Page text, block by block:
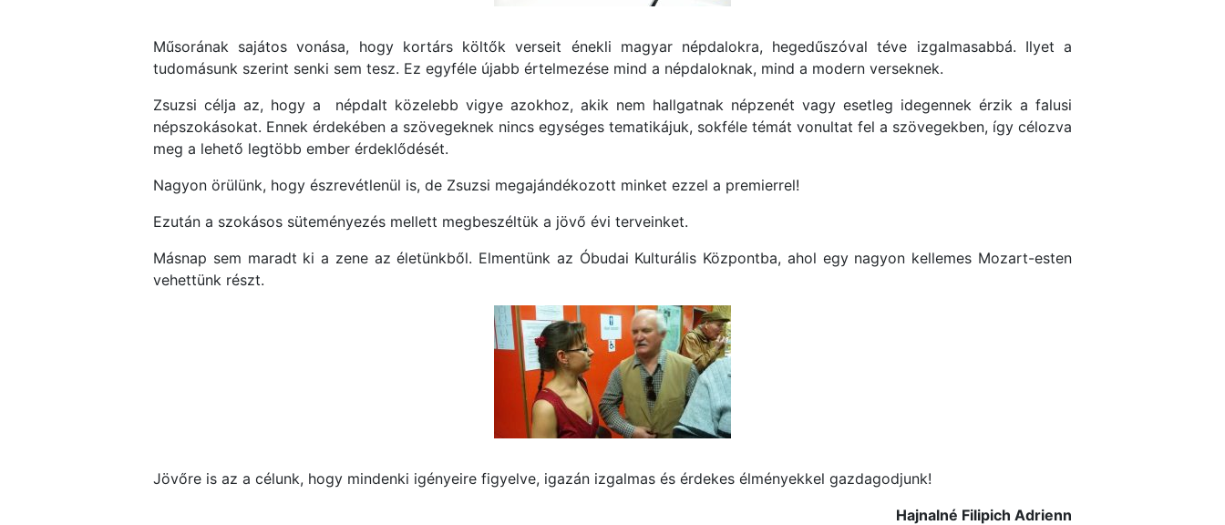
Műsorának sajátos vonása, hogy kortárs költők verseit énekli magyar népdalokra, hegedűszóval téve izgalmasabbá. Ilyet a
tudomásunk szerint senki sem tesz. Ez egyféle újabb értelmezése mind a népdaloknak, mind a modern verseknek.
Zsuzsi célja az, hogy a népdalt közelebb vigye azokhoz, akik nem hallgatnak népzenét vagy esetleg idegennek érzik a falusi
népszokásokat. Ennek érdekében a szövegeknek nincs egységes tematikájuk, sokféle témát vonultat fel a szövegekben, így célozva
meg a lehető legtöbb ember érdeklődését.
Nagyon örülünk, hogy észrevétlenül is, de Zsuzsi megajándékozott minket ezzel a premierrel!
Ezután a szokásos süteményezés mellett megbeszéltük a jövő évi terveinket.
Másnap sem maradt ki a zene az életünkből. Elmentünk az Óbudai Kulturális Központba, ahol egy nagyon kellemes Mozart-esten
vehettünk részt.
Jövőre is az a célunk, hogy mindenki igényeire figyelve, igazán izgalmas és érdekes élményekkel gazdagodjunk!
Hajnalné Filipich Adrienn